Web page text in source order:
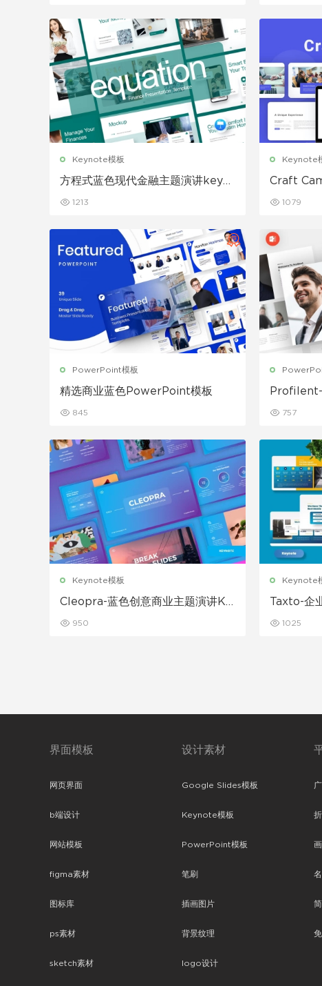
Keynote模板
方程式蓝色现代金融主题演讲keyn
1213
Keynote
Craft
1079
PowerPoint模板
精选商业蓝色PowerPoint模板
845
Profilent-
757
Keynote模板
Cleopra-蓝色创意商业主题演讲Ke
950
Keynote
Taxto-企
1025
界面模板
网页界面
b端设计
网站模板
figma素材
图标库
ps素材
sketch素材
设计素材
Google Slides模板
Keynote模板
PowerPoint模板
笔刷
插画图片
背景纹理
logo设计